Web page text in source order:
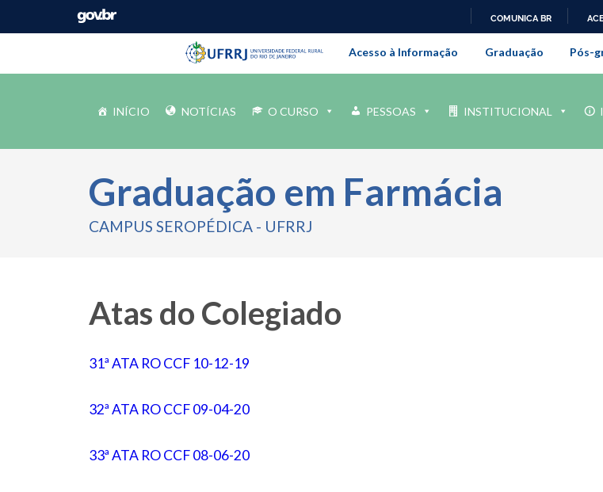
PARA
O
COMUNICA BR
Pular barra institucional
Barra institucional da Universidade
Acesso à Informação Graduação Pós-
INÍCIO NOTÍCIAS O CURSO PESSOAS INSTITUCIONAL
Graduação em Farmácia
CAMPUS SEROPÉDICA - UFRRJ
Atas do Colegiado
31ª ATA RO CCF 10-12-19
32ª ATA RO CCF 09-04-20
33ª ATA RO CCF 08-06-20